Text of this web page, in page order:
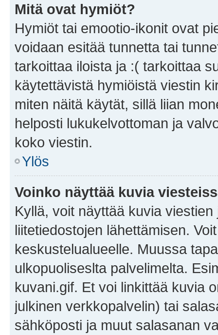
Mitä ovat hymiöt?
Hymiöt tai emootio-ikonit ovat
voidaan esitää tunnetta tai
tarkoittaa iloista ja :( tarkoittaa
käytettävistä hymiöistä viestin
miten näitä käytät, sillä liian
helposti lukukelvottoman ja
koko viestin.
Ylös
Voinko näyttää kuvia
Kyllä, voit näyttää kuvia
liitetiedostojen lähettämisen.
keskustelualueelle. Muussa
ulkopuoliseslta palvelimelta.
kuvani.gif. Et voi linkittää kuvia
julkinen verkkopalvelin) tai
sähköposti ja muut salasanan